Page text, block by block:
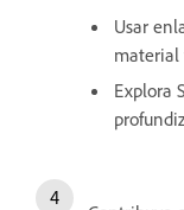
Usar
material
Explora